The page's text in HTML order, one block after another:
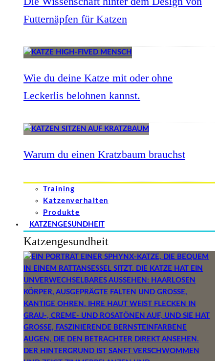
Futternäpfen für Katzen
Wie du deine Katze mit oder ohne
Leckerlis belohnen kannst.
Warum du einen Kratzbaum brauchst
Training
Katzenverhalten
Produkte
KATZENGESUNDHEIT
Katzengesundheit